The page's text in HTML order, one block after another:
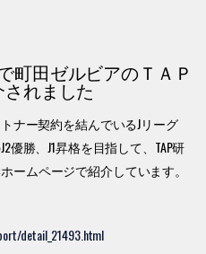
町田ゼルビアのＴＡＰ
れました
ナー契約を結んでいるJリーグ
優勝、J1昇格を目指して、TAP研
ームページで紹介しています。
detail_21493.html